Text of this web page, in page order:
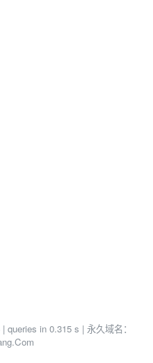
| queries in 0.315 s | 永久域名：